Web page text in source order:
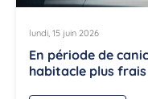
lundi, 15 juin 2026
En période de
habitacle plus frais